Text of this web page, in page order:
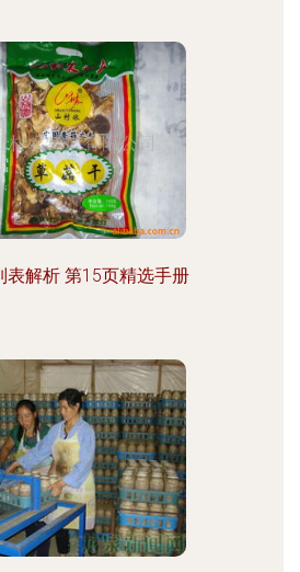
表解析 第15页精选手册